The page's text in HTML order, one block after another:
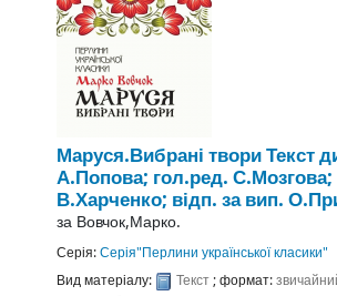
Маруся.Вибрані твориТекст
А.Попова; гол.ред. С.Мозгова;
В.Харченко; відп. за вип.
за Вовчок,Марко.
Серія:Серія"Перлини української класики"
Вид матеріалу:
Текст; формат: